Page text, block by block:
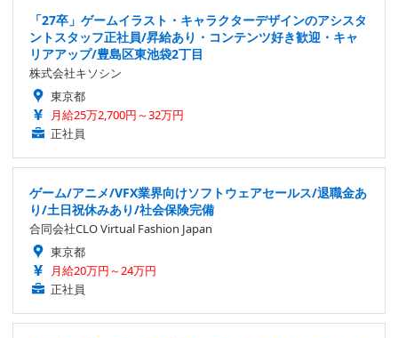
「27卒」ゲームイラスト・キャラクターデザインのアシスタ
ントスタッフ正社員/昇給あり・コンテンツ好き歓迎・キャ
リアアップ/豊島区東池袋2丁目
株式会社キソシン
東京都
月給25万2,700円～32万円
正社員
ゲーム/アニメ/VFX業界向けソフトウェアセールス/退職金あ
り/土日祝休みあり/社会保険完備
合同会社CLO Virtual Fashion Japan
東京都
月給20万円～24万円
正社員